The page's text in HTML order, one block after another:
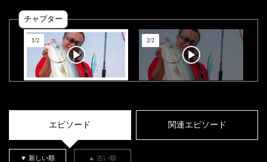
チャプター
1/2 2/2
エピソード 関連エピソード
▼ 新しい順 ▲ 古い順